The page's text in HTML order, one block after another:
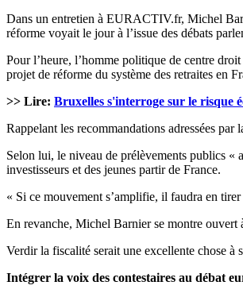
Dans un entretien à EURACTIV.fr, Michel
réforme voyait le jour à l’issue des débats
Pour l’heure, l’homme politique de centre
projet de réforme du système des retraites en
>> Lire: Bruxelles s'interroge sur le risque
Rappelant les recommandations adressées
Selon lui, le niveau de prélèvements publics «
investisseurs et des jeunes partir de France.
« Si ce mouvement s’amplifie, il faudra en
En revanche, Michel Barnier se montre
Verdir la fiscalité serait une excellente chose
Intégrer la voix des contestaires au débat